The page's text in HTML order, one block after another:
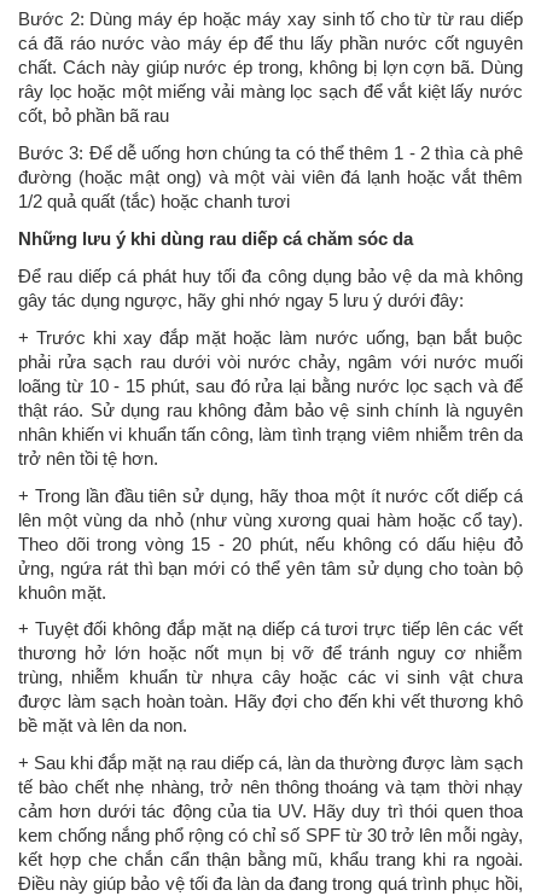
Bước 2: Dùng máy ép hoặc máy xay sinh tố cho từ từ rau diếp
cá đã ráo nước vào máy ép để thu lấy phần nước cốt nguyên
chất. Cách này giúp nước ép trong, không bị lợn cợn bã. Dùng
rây lọc hoặc một miếng vải màng lọc sạch để vắt kiệt lấy nước
cốt, bỏ phần bã rau
Bước 3: Để dễ uống hơn chúng ta có thể thêm 1 - 2 thìa cà phê
đường (hoặc mật ong) và một vài viên đá lạnh hoặc vắt thêm
1/2 quả quất (tắc) hoặc chanh tươi
Những lưu ý khi dùng rau diếp cá chăm sóc da
Để rau diếp cá phát huy tối đa công dụng bảo vệ da mà không
gây tác dụng ngược, hãy ghi nhớ ngay 5 lưu ý dưới đây:
+ Trước khi xay đắp mặt hoặc làm nước uống, bạn bắt buộc
phải rửa sạch rau dưới vòi nước chảy, ngâm với nước muối
loãng từ 10 - 15 phút, sau đó rửa lại bằng nước lọc sạch và để
thật ráo. Sử dụng rau không đảm bảo vệ sinh chính là nguyên
nhân khiến vi khuẩn tấn công, làm tình trạng viêm nhiễm trên da
trở nên tồi tệ hơn.
+ Trong lần đầu tiên sử dụng, hãy thoa một ít nước cốt diếp cá
lên một vùng da nhỏ (như vùng xương quai hàm hoặc cổ tay).
Theo dõi trong vòng 15 - 20 phút, nếu không có dấu hiệu đỏ
ửng, ngứa rát thì bạn mới có thể yên tâm sử dụng cho toàn bộ
khuôn mặt.
+ Tuyệt đối không đắp mặt nạ diếp cá tươi trực tiếp lên các vết
thương hở lớn hoặc nốt mụn bị vỡ để tránh nguy cơ nhiễm
trùng, nhiễm khuẩn từ nhựa cây hoặc các vi sinh vật chưa
được làm sạch hoàn toàn. Hãy đợi cho đến khi vết thương khô
bề mặt và lên da non.
+ Sau khi đắp mặt nạ rau diếp cá, làn da thường được làm sạch
tế bào chết nhẹ nhàng, trở nên thông thoáng và tạm thời nhạy
cảm hơn dưới tác động của tia UV. Hãy duy trì thói quen thoa
kem chống nắng phổ rộng có chỉ số SPF từ 30 trở lên mỗi ngày,
kết hợp che chắn cẩn thận bằng mũ, khẩu trang khi ra ngoài.
Điều này giúp bảo vệ tối đa làn da đang trong quá trình phục hồi,